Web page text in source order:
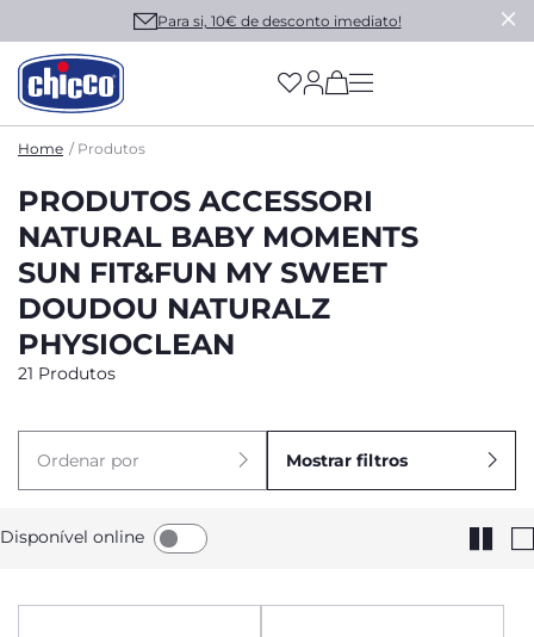
Para si, 10€ de desconto imediato!
(has more options
Home Produtos
PRODUTOS ACCESSORI
NATURAL BABY MOMENTS
SUN FIT&FUN MY SWEET
DOUDOU NATURALZ
PHYSIOCLEAN
21 Produtos
Ordenar por Mostrar filtros
Disponível online